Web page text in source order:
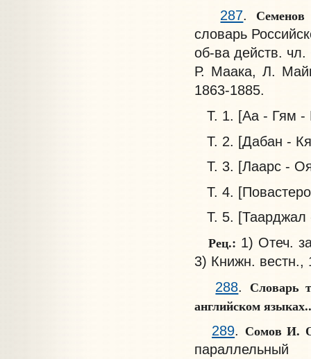
287.
словарь
об-ва действ.
Р. Маака, Л.
1863-1885.
Т. 1. [Аа - Гям -
Т. 2. [Дабан -
Т. 3. [Лаарс -
Т. 4.
Т. 5. [Таарджал
Рец.: 1) Отеч.
3) Книжн.
288. Словарь
английском
289. Сомов И.